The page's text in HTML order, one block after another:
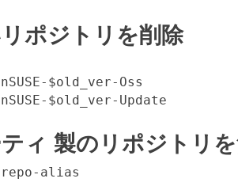
ポジトリを削除
$old_ver-Oss
$old_ver-Update
ィ 製のリポジトリ
alias